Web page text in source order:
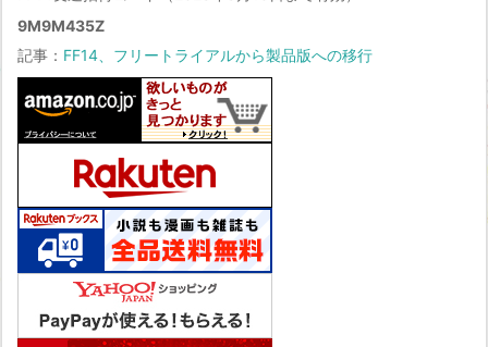
9M9M435Z
記事： FF14、フリートライアルから製品版への移行